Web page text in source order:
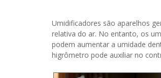
Umidificadores são aparelhos
relativa do ar. No entanto, os
podem aumentar a umidade
higrômetro pode auxiliar no